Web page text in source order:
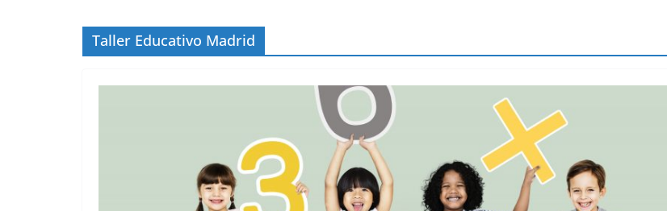
Taller Educativo Madrid